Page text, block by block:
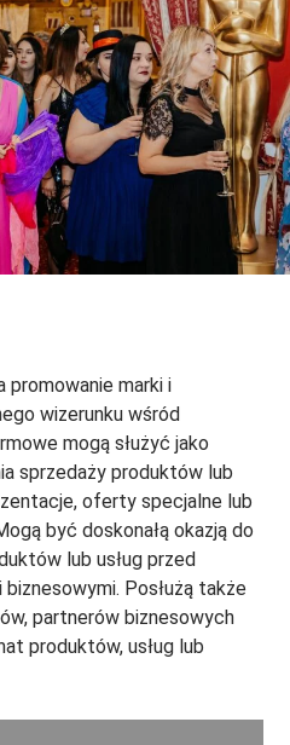
promowanie marki i
wizerunku wśród
mogą służyć jako
sprzedaży produktów lub
oferty specjalne lub
być doskonałą okazją do
lub usług przed
Posłużą także
partnerów biznesowych
produktów, usług lub